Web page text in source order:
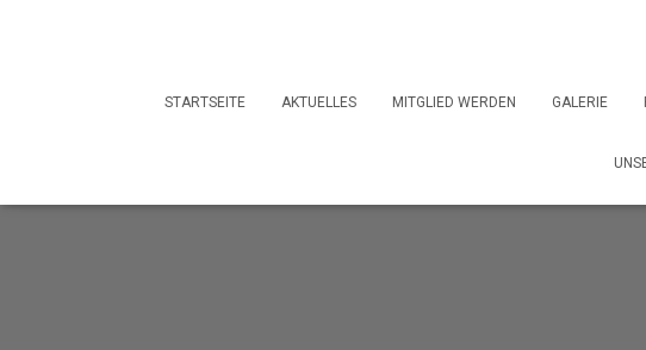
STARTSEITE AKTUELLES MITGLIED WERDEN GALERIE